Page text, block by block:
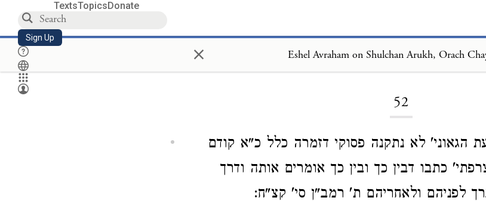
TextsTopicsDonate
Sign Up × Eshel Avraham on Shulchan Arukh, Orach
52
הגאוני' לא נתקנה פסוקי דזמרה כלל כ"א קודם
כתבו דבין כך ובין כך אומרים אותה ודרך
לפניהם ולאחריהם ת' רמב"ן סי' קצ"ח: